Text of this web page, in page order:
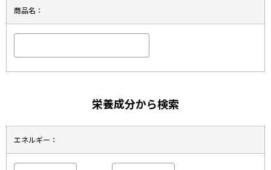
商品名：
栄養成分から検索
エネルギー：